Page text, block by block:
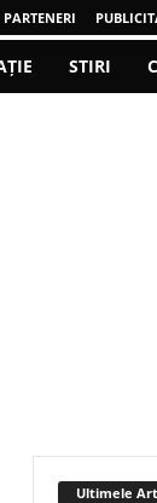
PARTENERI
STIRI
Ultimele